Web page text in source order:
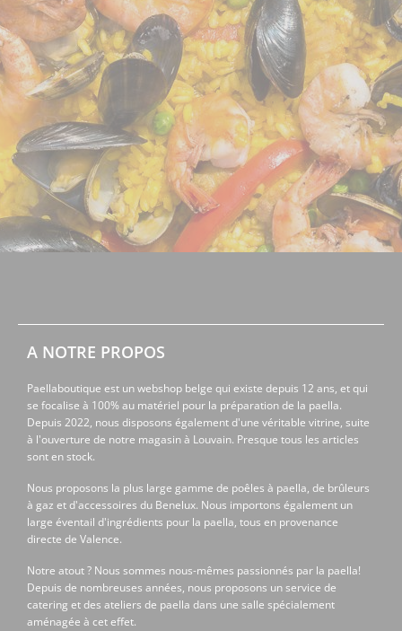
A NOTRE PROPOS
Paellaboutique est un webshop belge qui existe depuis 12 ans, et qui
se focalise à 100% au matériel pour la préparation de la paella.
Depuis 2022, nous disposons également d'une véritable vitrine, suite
à l'ouverture de notre magasin à Louvain. Presque tous les articles
sont en stock.
Nous proposons la plus large gamme de poêles à paella, de brûleurs
à gaz et d'accessoires du Benelux. Nous importons également un
large éventail d'ingrédients pour la paella, tous en provenance
directe de Valence.
Notre atout ? Nous sommes nous-mêmes passionnés par la paella!
Depuis de nombreuses années, nous proposons un service de
catering et des ateliers de paella dans une salle spécialement
aménagée à cet effet.